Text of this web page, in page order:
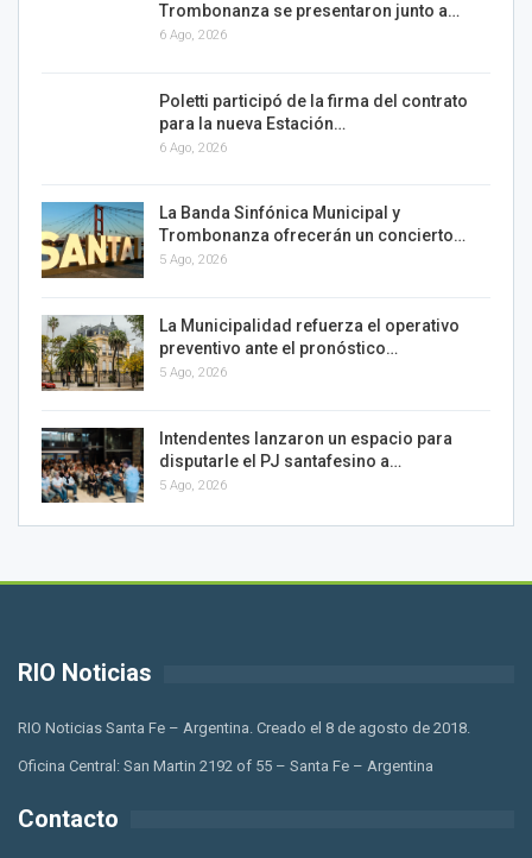
Trombonanza se presentaron junto a…
6 Ago, 2026
Poletti participó de la firma del contrato
para la nueva Estación…
6 Ago, 2026
La Banda Sinfónica Municipal y
Trombonanza ofrecerán un concierto…
5 Ago, 2026
La Municipalidad refuerza el operativo
preventivo ante el pronóstico…
5 Ago, 2026
Intendentes lanzaron un espacio para
disputarle el PJ santafesino a…
5 Ago, 2026
RIO Noticias
RIO Noticias Santa Fe – Argentina. Creado el 8 de agosto de 2018.
Oficina Central: San Martin 2192 of 55 – Santa Fe – Argentina
Contacto